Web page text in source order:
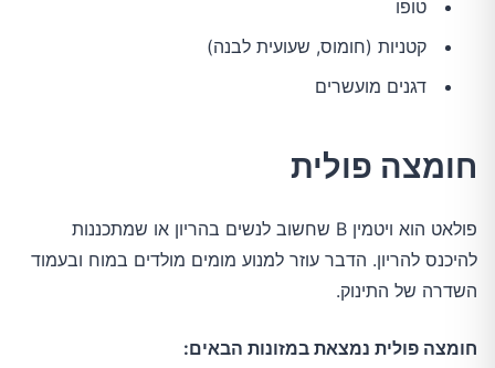
טופו
קטניות (חומוס, שעועית לבנה)
דגנים מועשרים
חומצה פולית
פולאט הוא ויטמין B שחשוב לנשים בהריון או שמתכננות
להיכנס להריון. הדבר עוזר למנוע מומים מולדים במוח ובעמוד
השדרה של התינוק.
חומצה פולית נמצאת במזונות הבאים: